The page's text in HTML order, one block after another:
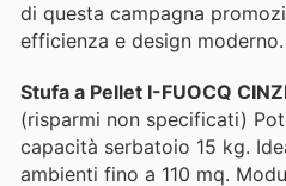
di questa campagna
efficienza e design moderno.
Stufa a Pellet I-FUOCQ
(risparmi non specificati)
capacità serbatoio 15 kg.
ambienti fino a 110 mq.